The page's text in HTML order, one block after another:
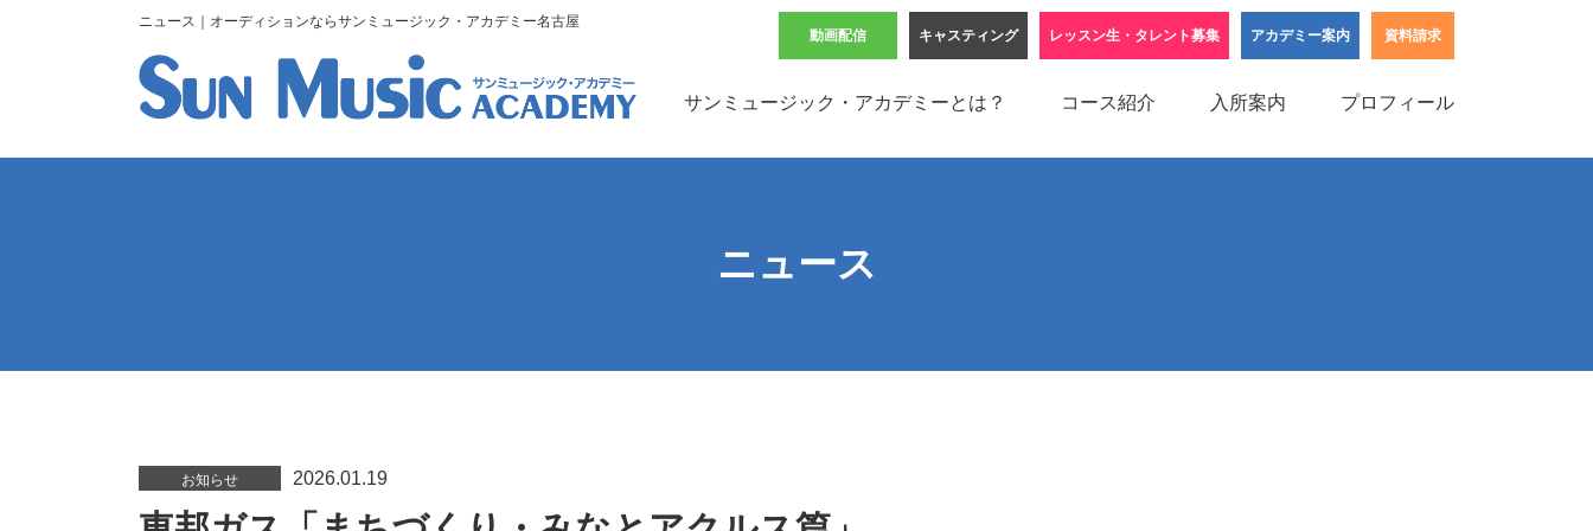
ニュース｜オーディションならサンミュージック・アカデミー名古屋
サンミュージック・アカデミーとは？ コース紹介 入所案内 プロフィール
レッスン生・タレント募集 アカデミー案内 資料請求
キャスティング
動画配信
ニュース
お知らせ 2026.01.19